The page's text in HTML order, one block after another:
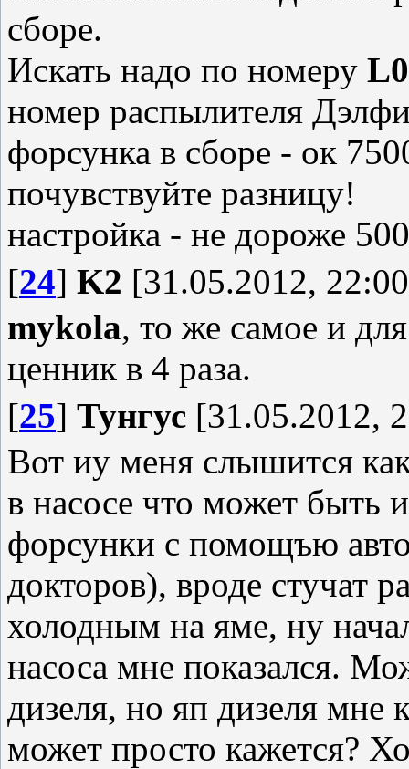
сборе.
Искать надо по номеру
номер распылителя
форсунка в сборе - ок
почувствуйте разницу!
настройка - не дороже
[24] K2 [31.05.2012,
mykola, то же самое и
ценник в 4 раза.
[25] Тунгус [31.05.2012,
Вот иу меня слышится
в насосе что может быть
форсунки с помощъю
докторов), вроде стучат
холодным на яме, ну
насоса мне показался.
дизеля, но яп дизеля мне
может просто кажется?